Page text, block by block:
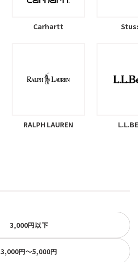
Carhartt
RALPH LAUREN
3,000円以下
3,000円〜5,000円